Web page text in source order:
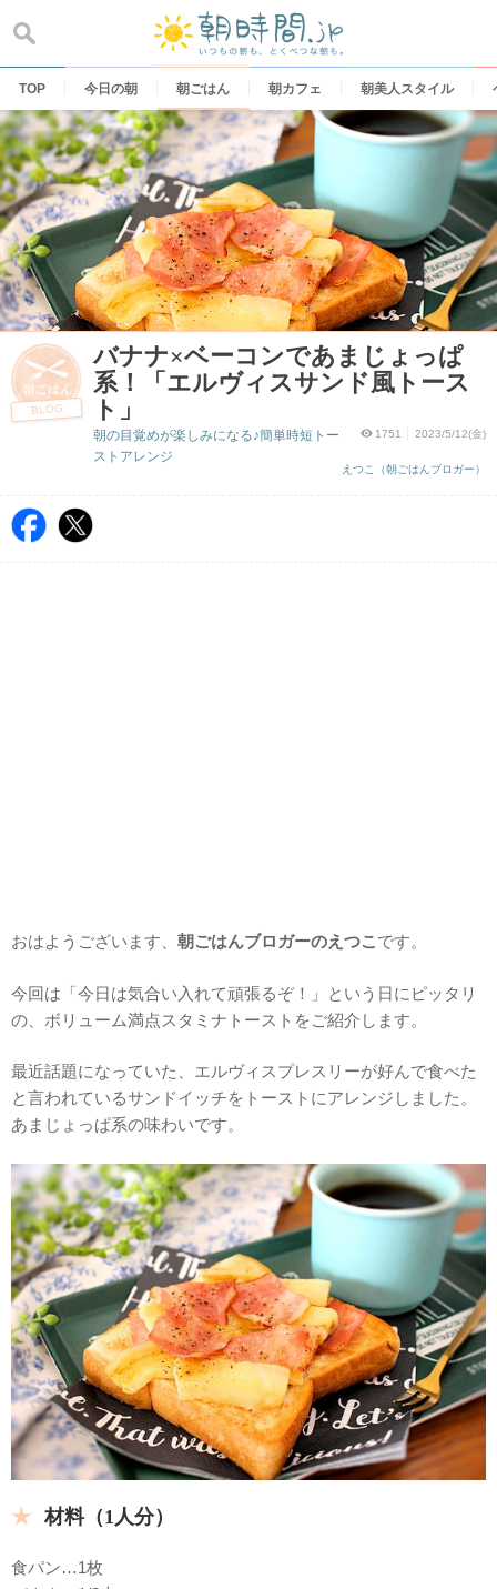
content
TOP 今日の朝 朝ごはん 朝カフェ 朝美人スタイル
BLOG
バナナ×ベーコンであまじょっぱ
系！「エルヴィスサンド風トース
ト」
1751 2023/5/12(金)
えつこ（朝ごはんブロガー）
朝の目覚めが楽しみになる♪簡単時短トー
ストアレンジ
おはようございます、 朝ごはんブロガーのえつこ です。
今回は「今日は気合い入れて頑張るぞ！」という日にピッタリ
の、ボリューム満点スタミナトーストをご紹介します。
最近話題になっていた、エルヴィスプレスリーが好んで食べた
と言われているサンドイッチをトーストにアレンジしました。
あまじょっぱ系の味わいです。
材料（1人分）
食パン…1枚